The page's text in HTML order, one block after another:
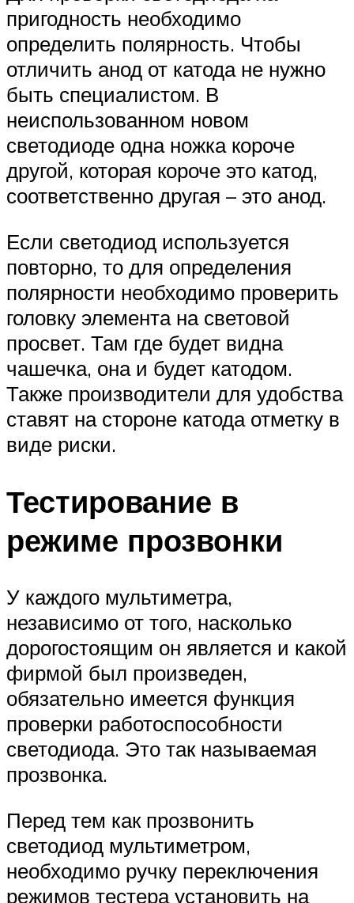
пригодность необходимо
определить полярность. Чтобы
отличить анод от катода не нужно
быть специалистом. В
неиспользованном новом
светодиоде одна ножка короче
другой, которая короче это катод,
соответственно другая – это анод.
Если светодиод используется
повторно, то для определения
полярности необходимо проверить
головку элемента на световой
просвет. Там где будет видна
чашечка, она и будет катодом.
Также производители для удобства
ставят на стороне катода отметку в
виде риски.
Тестирование в
режиме прозвонки
У каждого мультиметра,
независимо от того, насколько
дорогостоящим он является и какой
фирмой был произведен,
обязательно имеется функция
проверки работоспособности
светодиода. Это так называемая
прозвонка.
Перед тем как прозвонить
светодиод мультиметром,
необходимо ручку переключения
режимов тестера установить на